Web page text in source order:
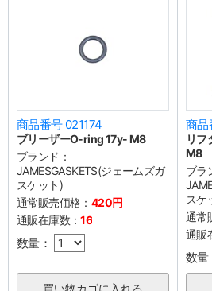
商品番号 021174
ブリーザーO-ring 17y- M8
ブランド：
JAMESGASKETS(ジェームズガ
スケット)
通常販売価格： 420円
通販在庫数：16
数量：
商品
リフ
M8
ブラ
スケ
通常
通販
数量